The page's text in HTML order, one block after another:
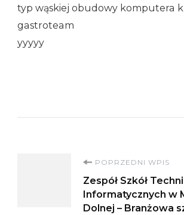
typ wąskiej obudowy komputera
gastroteam
yyyyy
Nawigacja
wpisu
POPRZEDNI WPIS
Zespół Szkół
Informatycznych w
Dolnej – Branżowa